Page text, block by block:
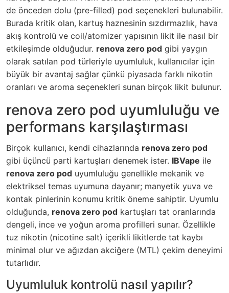
de önceden dolu (pre-filled) pod seçenekleri bulunabilir.
Burada kritik olan, kartuş haznesinin sızdırmazlık, hava
akış kontrolü ve coil/atomizer yapısının likit ile nasıl bir
etkileşimde olduğudur. renova zero pod gibi yaygın
olarak satılan pod türleriyle uyumluluk, kullanıcılar için
büyük bir avantaj sağlar çünkü piyasada farklı nikotin
oranları ve aroma seçenekleri sunan birçok likit bulunur.
renova zero pod uyumluluğu ve
performans karşılaştırması
Birçok kullanıcı, kendi cihazlarında renova zero pod
gibi üçüncü parti kartuşları denemek ister. IBVape ile
renova zero pod uyumluluğu genellikle mekanik ve
elektriksel temas uyumuna dayanır; manyetik yuva ve
kontak pinlerinin konumu kritik öneme sahiptir. Uyumlu
olduğunda, renova zero pod kartuşları tat oranlarında
dengeli, ince ve yoğun aroma profilleri sunar. Özellikle
tuz nikotin (nicotine salt) içerikli likitlerde tat kaybı
minimal olur ve ağızdan akciğere (MTL) çekim deneyimi
tutarlıdır.
Uyumluluk kontrolü nasıl yapılır?